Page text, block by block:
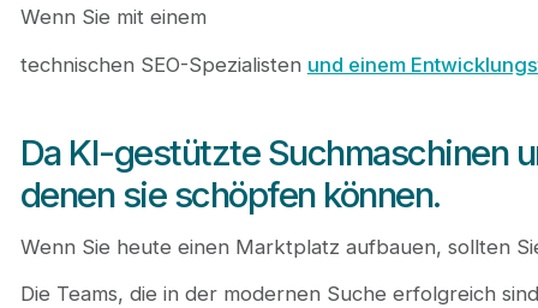
Wenn Sie mit einem
technischen SEO-Spezialisten und einem
Da KI-gestützte Suchmaschinen
denen sie schöpfen können.
Wenn Sie heute einen Marktplatz aufbauen, sollten
Die Teams, die in der modernen Suche erfolgreich